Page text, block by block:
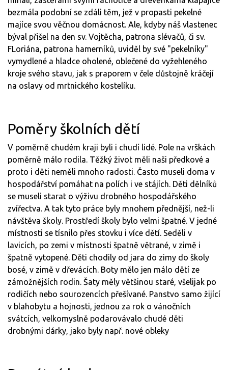
bezmála podobní se zdáli těm, jež v propasti pekelné
majíce svou věčnou domácnost. Ale, kdyby náš vlastenec
býval přišel na den sv. Vojtěcha, patrona slévačů, či sv.
FLoriána, patrona hamerníků, uviděl by své "pekelníky"
vymydlené a hladce oholené, oblečené do vyžehleného
kroje svého stavu, jak s praporem v čele důstojně kráčejí
na oslavy od mrtnického kostelíku.
Poměry školních dětí
V poměrně chudém kraji byli i chudí lidé. Pole na vrškách
poměrně málo rodila. Těžký život měli naši předkové a
proto i děti neměli mnoho radosti. Často museli doma v
hospodářství pomáhat na polích i ve stájích. Děti dělníků
se museli starat o výživu drobného hospodářského
zvířectva. A tak tyto práce byly mnohem přednější, než-li
návštěva školy. Prostředí školy bylo velmi špatné. V jedné
místnosti se tísnilo přes stovku i více dětí. Seděli v
lavicích, po zemi v místnosti špatně větrané, v zimě i
špatně vytopené. Děti chodily od jara do zimy do školy
bosé, v zimě v dřevácích. Boty mělo jen málo dětí ze
zámožnějších rodin. Šaty měly většinou staré, všelijak po
rodičích nebo sourozencích přešívané. Panstvo samo žijící
v blahobytu a hojnosti, jednou za rok o vánočních
svátcích, velkomyslně podarovávalo chudé děti
drobnými dárky, jako byly např. nové obleky